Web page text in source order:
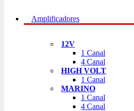
Amplificadores
12V
1 Canal
4 Canal
HIGH VOLT
1 Canal
MARINO
1 Canal
4 Canal